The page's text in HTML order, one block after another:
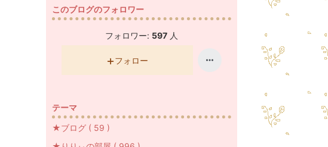
このブログのフォロワー
フォロワー: 597 人
フォロー
テーマ
★ブログ ( 59 )